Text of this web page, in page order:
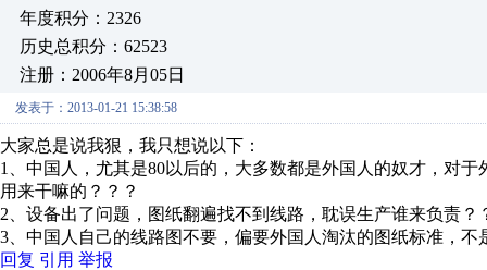
年度积分：2326
历史总积分：62523
注册：2006年8月05日
发表于：2013-01-21 15:38:58
大家总是说我狠，我只想说以下：
1、中国人，尤其是80以后的，大多数都是外国人的奴才，对
用来干嘛的？？？
2、设备出了问题，图纸翻遍找不到线路，耽误生产谁来负责？
3、中国人自己的线路图不要，偏要外国人淘汰的图纸标准，不
回复 引用 举报